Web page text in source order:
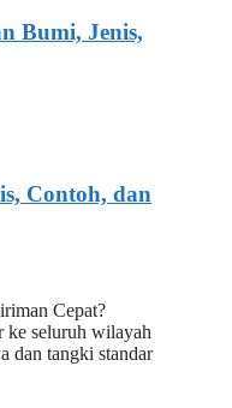
Bumi, Jenis,
Contoh, dan
Cepat?
ke seluruh wilayah
dan tangki standar